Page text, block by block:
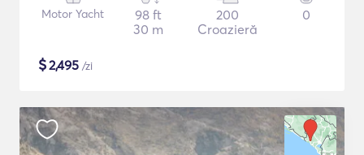
Motor Yacht
98 ft
30 m
200
Croazieră
0
$2,495 /zi